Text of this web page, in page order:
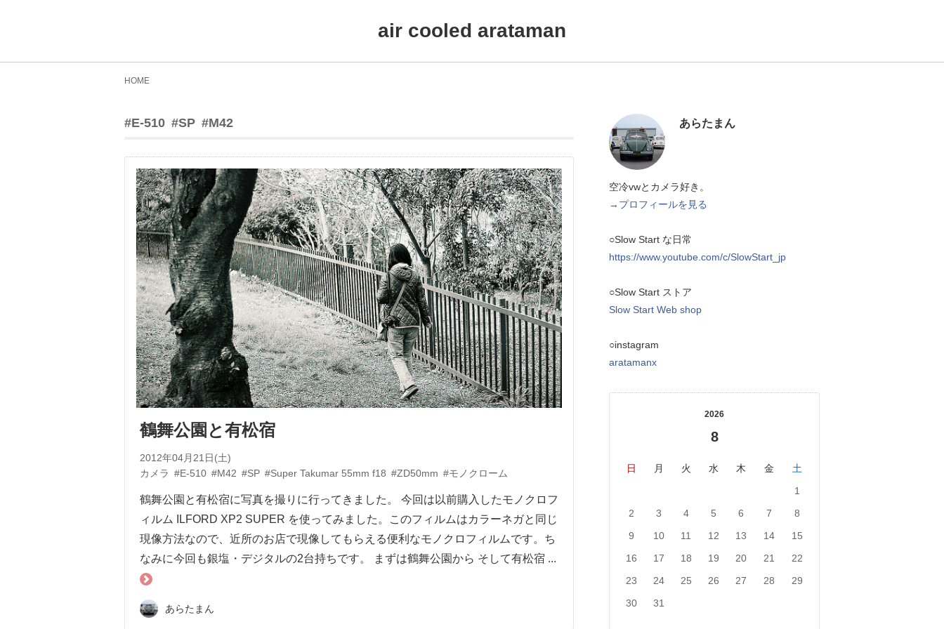
air cooled arataman
HOME
#E-510 #SP #M42
鶴舞公園と有松宿
2012年04月21日(土)
カメラ #E-510 #M42 #SP #Super Takumar 55mm f18 #ZD50mm #モノクローム
鶴舞公園と有松宿に写真を撮りに行ってきました。 今回は以前購入したモノクロフ
ィルム ILFORD XP2 SUPER を使ってみました。このフィルムはカラーネガと同じ
現像方法なので、近所のお店で現像してもらえる便利なモノクロフィルムです。ち
なみに今回も銀塩・デジタルの2台持ちです。 まずは鶴舞公園から そして有松宿 ...
あらたまん
あらたまん
空冷vwとカメラ好き。
→プロフィールを見る
○Slow Start な日常
https://www.youtube.com/c/SlowStart_jp
○Slow Start ストア
Slow Start Web shop
○instagram
aratamanx
2026
8
日 月 火 水 木 金
土
1
2
3 4 5 6 7
8
9
10 11 12 13 14
15
16
17 18 19 20 21
22
23
24 25 26 27 28
29
30
31